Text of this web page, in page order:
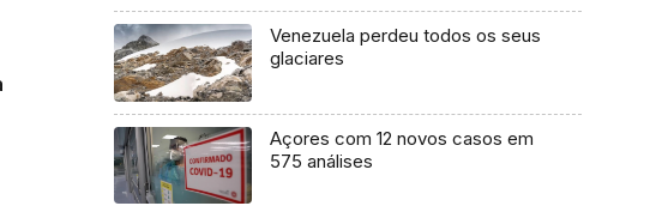
Venezuela perdeu todos os seus
glaciares
Açores com 12 novos casos em
575 análises